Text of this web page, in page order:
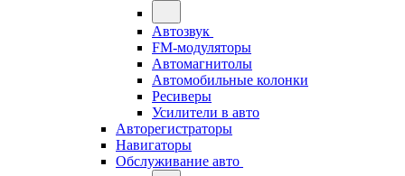
Автозвук
FM-модуляторы
Автомагнитолы
Автомобильные колонки
Ресиверы
Усилители в авто
Авторегистраторы
Навигаторы
Обслуживание авто